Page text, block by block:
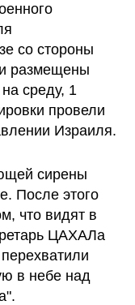
со стороны
размещены
среду, 1
провели
Израиля.
сирены
После этого
что видят в
ЦАХАЛа
в небе над